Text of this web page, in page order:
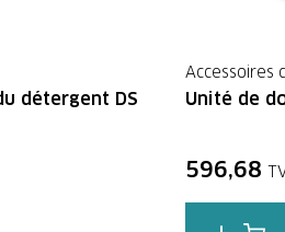
détergent DS
Accessoires
Unité de
596,68